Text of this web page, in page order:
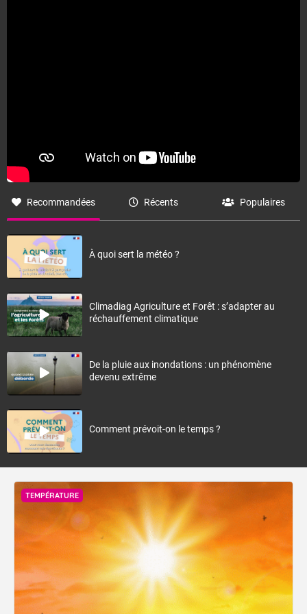
Recommandées Récents Populaires
À quoi sert la météo ?
Climadiag Agriculture et Forêt : s’adapter au
réchauffement climatique
De la pluie aux inondations : un phénomène
devenu extrême
Comment prévoit-on le temps ?
TEMPÉRATURE